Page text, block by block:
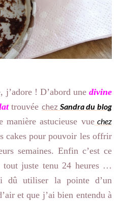
j’adore ! D’abord une divine
trouvéechez Sandra du blog
manière astucieuse vuechez
cakes pour pouvoir les offrir
semaines. Enfin c’est ce
juste tenu 24 heures …
dû utiliser la pointe d’un
et que j’ai bien entendu à